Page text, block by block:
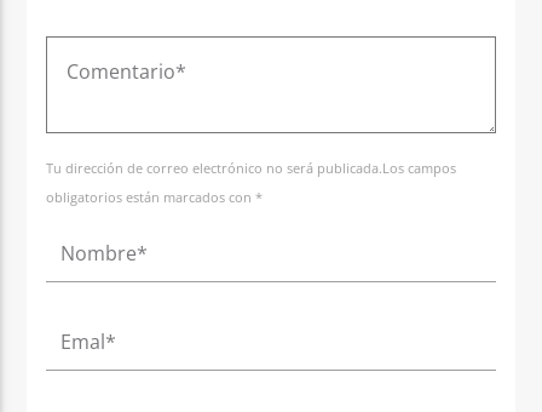
Tu dirección de correo electrónico no será publicada.Los campos
obligatorios están marcados con *